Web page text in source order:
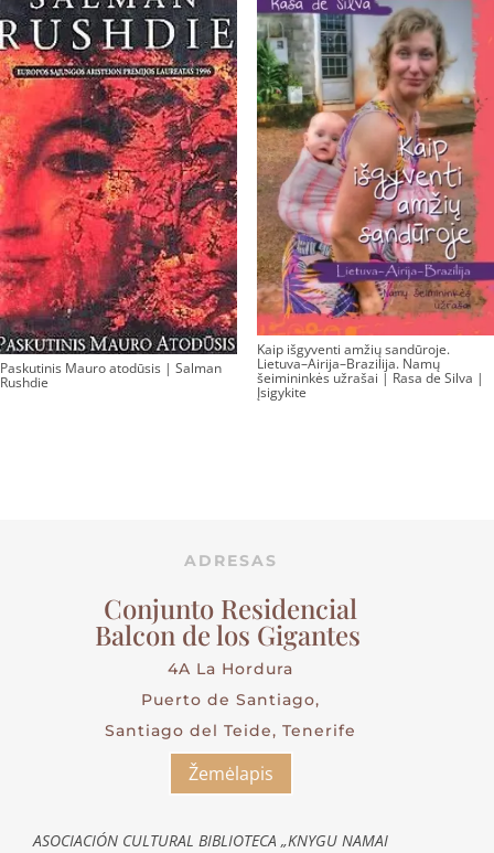
Paskutinis Mauro atodūsis | Salman
Rushdie
Kaip išgyventi amžių sandūroje.
Lietuva–Airija–Brazilija. Namų
šeimininkės užrašai | Rasa de Silva |
Įsigykite
ADRESAS
Conjunto Residencial
Balcon de los Gigantes
4A La Hordura
Puerto de Santiago,
Santiago del Teide, Tenerife
Žemėlapis
ASOCIACIÓN CULTURAL BIBLIOTECA „KNYGU NAMAI